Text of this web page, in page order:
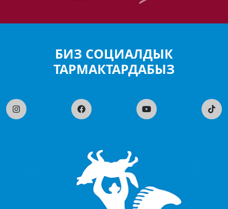
БИЗ СОЦИАЛДЫК
ТАРМАКТАРДАБЫЗ